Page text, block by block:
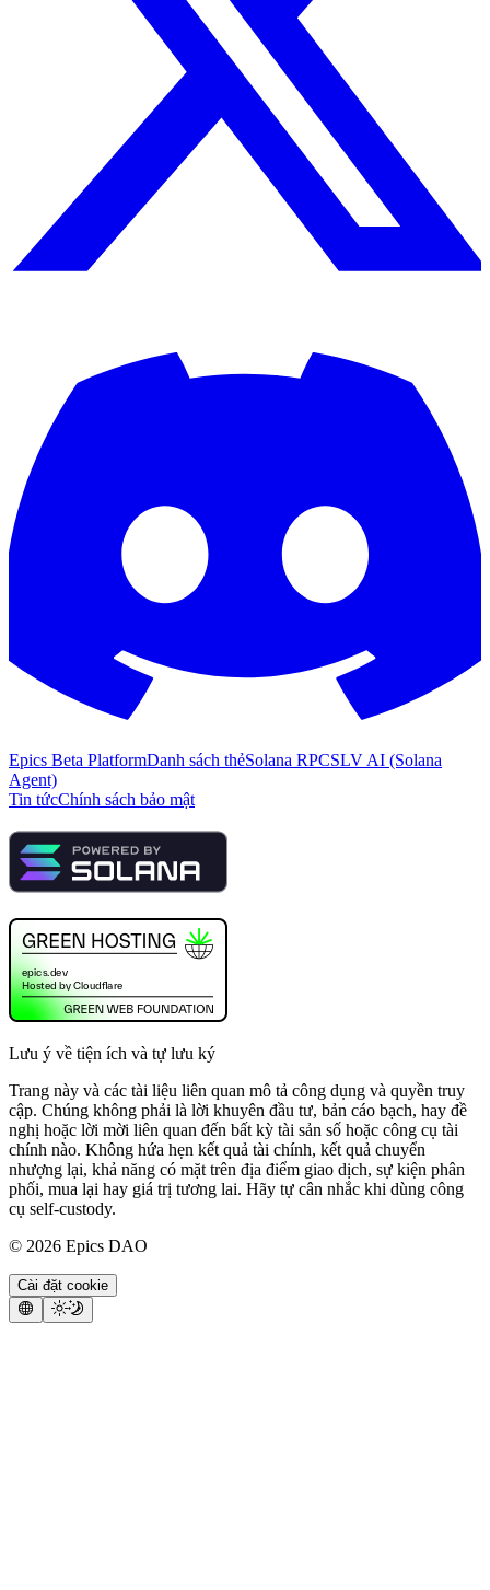
Epics Beta PlatformDanh sách thẻSolana RPCSLV AI (Solana
Agent)
Tin tứcChính sách bảo mật
Lưu ý về tiện ích và tự lưu ký
Trang này và các tài liệu liên quan mô tả công dụng và quyền truy
cập. Chúng không phải là lời khuyên đầu tư, bản cáo bạch, hay đề
nghị hoặc lời mời liên quan đến bất kỳ tài sản số hoặc công cụ tài
chính nào. Không hứa hẹn kết quả tài chính, kết quả chuyển
nhượng lại, khả năng có mặt trên địa điểm giao dịch, sự kiện phân
phối, mua lại hay giá trị tương lai. Hãy tự cân nhắc khi dùng công
cụ self-custody.
© 2026 Epics DAO
Cài đặt cookie